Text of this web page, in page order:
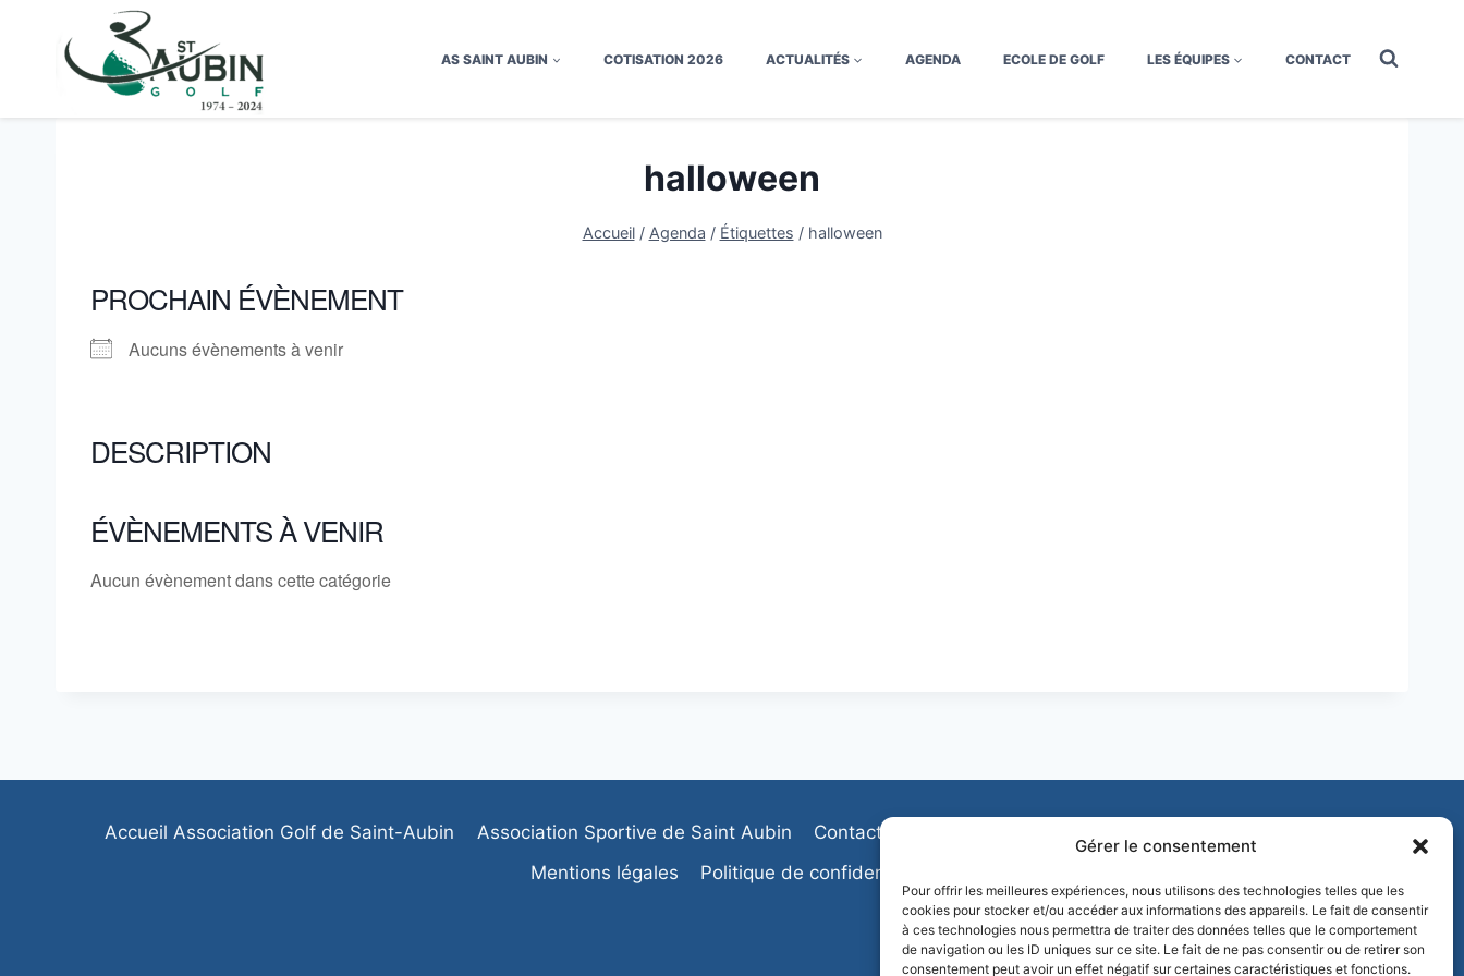
Gérer le consentement
Pour offrir les meilleures expériences, nous utilisons des technologies telles que les
cookies pour stocker et/ou accéder aux informations des appareils. Le fait de consentir
à ces technologies nous permettra de traiter des données telles que le comportement
de navigation ou les ID uniques sur ce site. Le fait de ne pas consentir ou de retirer son
consentement peut avoir un effet négatif sur certaines caractéristiques et fonctions.
contenu
AS SAINT AUBIN COTISATION 2026 ACTUALITÉS AGENDA ECOLE DE GOLF LES ÉQUIPES CONTACT
halloween
Accueil / Agenda / Étiquettes / halloween
PROCHAIN ÉVÈNEMENT
Aucuns évènements à venir
DESCRIPTION
ÉVÈNEMENTS À VENIR
Aucun évènement dans cette catégorie
Accueil Association Golf de Saint-Aubin Association Sportive de Saint Aubin Contactez-nous
Mentions légales
Politique de confidentialité